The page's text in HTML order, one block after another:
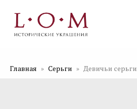
Главная Серьги Девичьи серьги